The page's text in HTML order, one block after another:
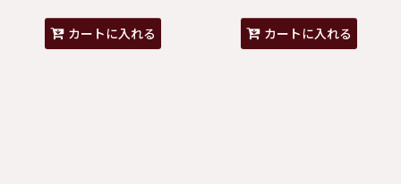
カートに入れる カートに入れる